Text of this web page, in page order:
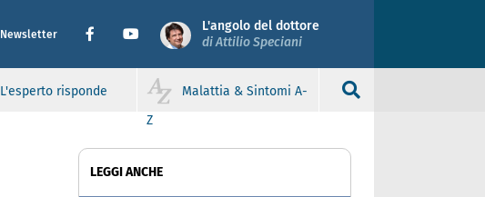
Newsletter
L'angolo del dottore
di Attilio Speciani
L'esperto risponde
Malattia & Sintomi A-
Z
LEGGI ANCHE